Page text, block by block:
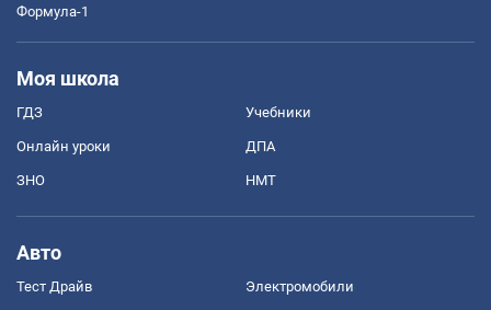
Формула-1
Моя школа
ГДЗ Учебники
Онлайн уроки ДПА
ЗНО НМТ
Авто
Тест Драйв Электромобили